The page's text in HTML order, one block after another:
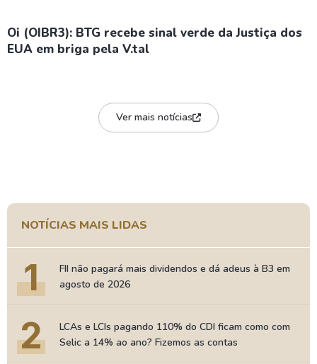
Oi (OIBR3): BTG recebe sinal verde da Justiça dos
EUA em briga pela V.tal
Ver mais notícias
NOTÍCIAS MAIS LIDAS
1
FII não pagará mais dividendos e dá adeus à B3 em
agosto de 2026
2
LCAs e LCIs pagando 110% do CDI ficam como com
Selic a 14% ao ano? Fizemos as contas